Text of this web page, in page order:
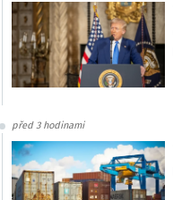
před 3 hodinami